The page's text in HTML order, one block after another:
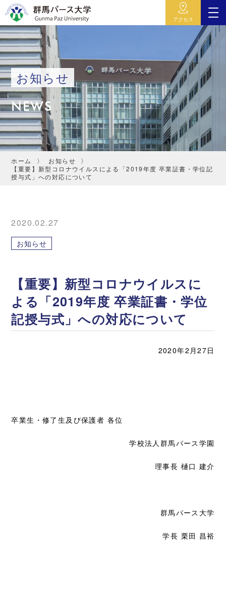
アクセス
お知らせ
NEWS
ホーム
お知らせ
【重要】新型コロナウイルスによる「2019年度 卒業証書・学位記
授与式」への対応について
2020.02.27
お知らせ
【重要】新型コロナウイルスに
よる「2019年度 卒業証書・学位
記授与式」への対応について
2020年2月27日
卒業生・修了生及び保護者 各位
学校法人群馬パース学園
理事長 樋口 建介
群馬パース大学
学長 栗田 昌裕